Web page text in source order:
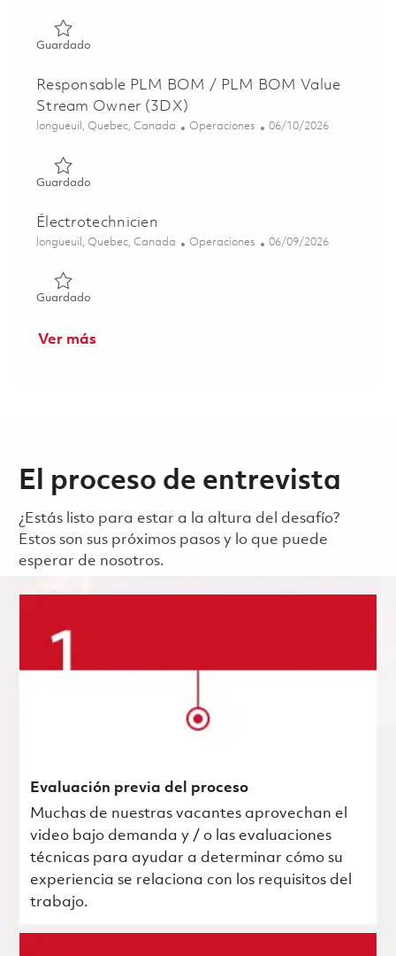
GuardadoGuardado Gestionnaire Senior, Logistique des projets
Responsable PLM BOM / PLM BOM Value
Stream Owner (3DX)
Ubicación
longueuil, Quebec, Canada Categoría
Operaciones Posted Date
06/10/2026
GuardadoGuardado Responsable PLM BOM / PLM BOM Value
Électrotechnicien
Ubicación
longueuil, Quebec, Canada Categoría
Operaciones Posted Date
06/09/2026
GuardadoGuardado Électrotechnicien 01842178
Ver más
El proceso de entrevista
¿Estás listo para estar a la altura del desafío?
Estos son sus próximos pasos y lo que puede
esperar de nosotros.
Evaluación previa del proceso
Muchas de nuestras vacantes aprovechan el
video bajo demanda y / o las evaluaciones
técnicas para ayudar a determinar cómo su
experiencia se relaciona con los requisitos del
trabajo.